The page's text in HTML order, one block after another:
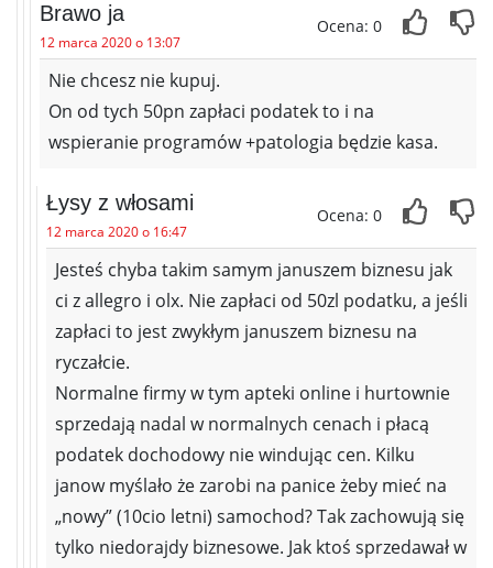
Brawo ja
12 marca 2020 o 13:07
Ocena: 0
Nie chcesz nie kupuj.
On od tych 50pn zapłaci podatek to i na
wspieranie programów +patologia będzie kasa.
Łysy z włosami
12 marca 2020 o 16:47
Ocena: 0
Jesteś chyba takim samym januszem biznesu jak
ci z allegro i olx. Nie zapłaci od 50zl podatku, a jeśli
zapłaci to jest zwykłym januszem biznesu na
ryczałcie.
Normalne firmy w tym apteki online i hurtownie
sprzedają nadal w normalnych cenach i płacą
podatek dochodowy nie windując cen. Kilku
janow myślało że zarobi na panice żeby mieć na
„nowy” (10cio letni) samochod? Tak zachowują się
tylko niedorajdy biznesowe. Jak ktoś sprzedawał w